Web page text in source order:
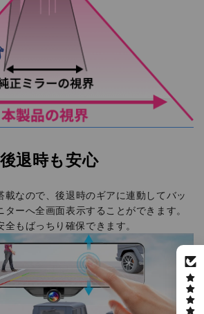
後退時も安心
載なので、後退時のギアに連動してバッ
ーへ全画面表示することができます。
もばっちり確保できます。